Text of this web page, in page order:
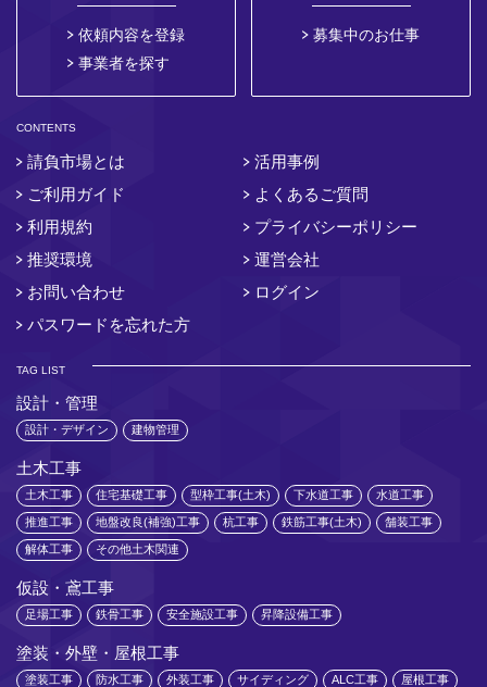
依頼内容を登録
事業者を探す
募集中のお仕事
CONTENTS
請負市場とは
活用事例
ご利用ガイド
よくあるご質問
利用規約
プライバシーポリシー
推奨環境
運営会社
お問い合わせ
ログイン
パスワードを忘れた方
TAG LIST
設計・管理
設計・デザイン 建物管理
土木工事
土木工事 住宅基礎工事 型枠工事(土木) 下水道工事 水道工事
推進工事 地盤改良(補強)工事 杭工事 鉄筋工事(土木) 舗装工事
解体工事 その他土木関連
仮設・鳶工事
足場工事 鉄骨工事 安全施設工事 昇降設備工事
塗装・外壁・屋根工事
塗装工事 防水工事 外装工事 サイディング ALC工事 屋根工事